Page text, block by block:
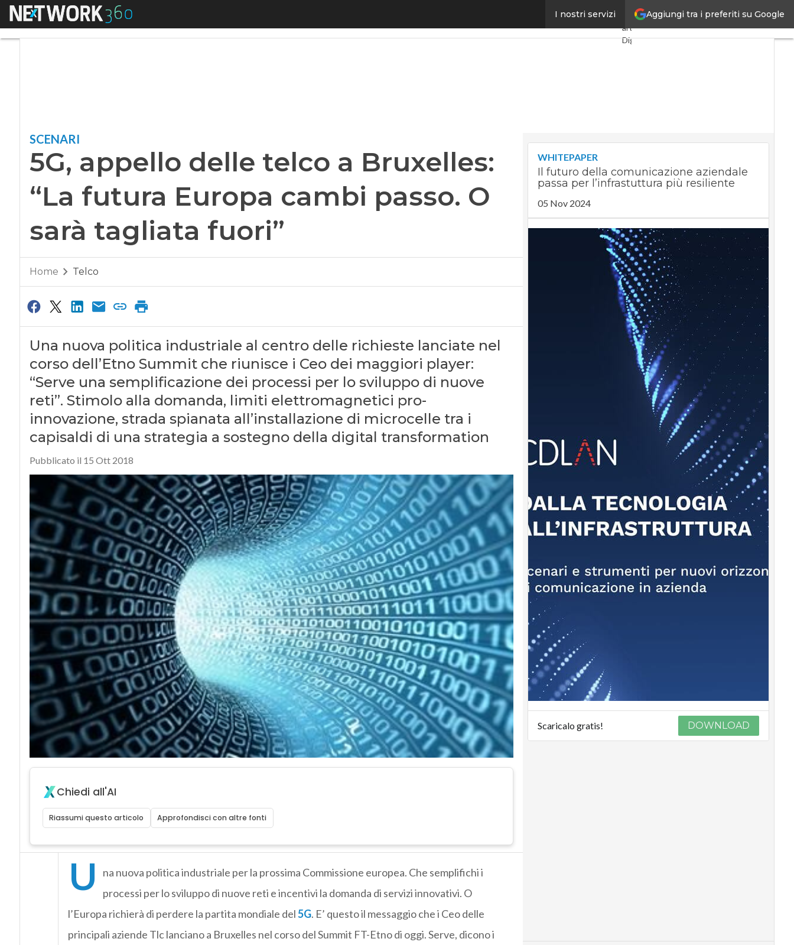
Aggiungi tra i preferiti su Google
I nostri servizi
Menu 5G, appello delle telco a Bruxelles: “La futura Europa cambi passo. O sarà tagliata fuori”
Ultimi
articoli
Digital
artificiale
Videointerviste
CorCom
Podcast
Privacy
SCENARI
5G, appello delle telco a Bruxelles:
“La futura Europa cambi passo. O
sarà tagliata fuori”
Home Telco
Una nuova politica industriale al centro delle richieste lanciate nel
corso dell’Etno Summit che riunisce i Ceo dei maggiori player:
“Serve una semplificazione dei processi per lo sviluppo di nuove
reti”. Stimolo alla domanda, limiti elettromagnetici pro-
innovazione, strada spianata all’installazione di microcelle tra i
capisaldi di una strategia a sostegno della digital transformation
Pubblicato il 15 Ott 2018
Chiedi all'AI
Riassumi questo articolo Approfondisci con altre fonti
U
na nuova politica industriale per la prossima Commissione europea. Che semplifichi i
processi per lo sviluppo di nuove reti e incentivi la domanda di servizi innovativi. O
l’Europa richierà di perdere la partita mondiale del5G. E’ questo il messaggio che i Ceo delle
principali aziende Tlc lanciano a Bruxelles nel corso del Summit FT-Etno di oggi. Serve, dicono i
WHITEPAPER
Il futuro della comunicazione aziendale
passa per l’infrastuttura più resiliente
05 Nov 2024
Scaricalo gratis! DOWNLOAD